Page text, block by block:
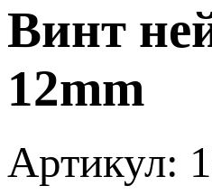
Винт
12mm
Артикул: